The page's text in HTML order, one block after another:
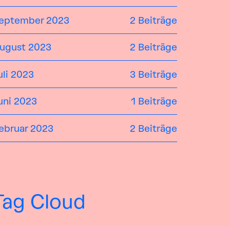
2023 2 Beiträge
2023 2 Beiträge
2023 3 Beiträge
2023 1 Beiträge
2023 2 Beiträge
Cloud